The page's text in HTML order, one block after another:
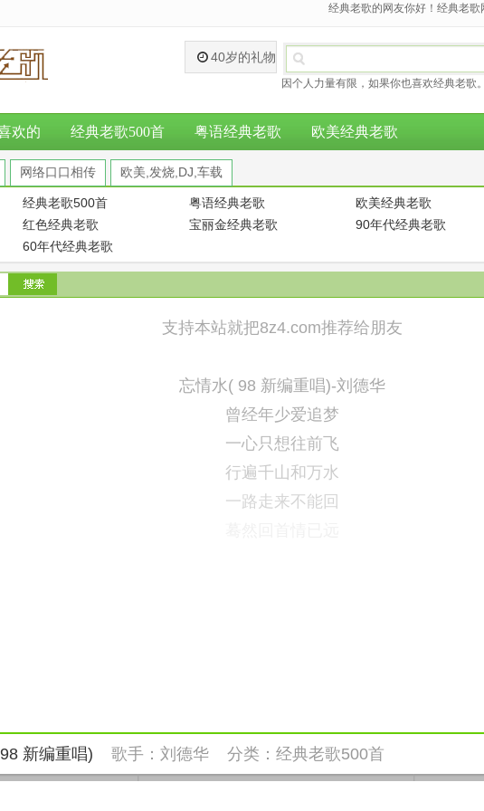
经典老歌的网友你好！经典老
40岁的礼物
因个人力量有限，如果你也喜欢经典老歌
欢的 经典老歌500首 粤语经典老歌 欧美经典老歌
网络口口相传 欧美,发烧,DJ,车载
经典老歌500首 粤语经典老歌 欧美经典老歌
红色经典老歌 宝丽金经典老歌 90年代经典老歌
60年代经典老歌
支持本站就把8z4.com推荐给朋友
忘情水( 98 新编重唱)-刘德华
曾经年少爱追梦
一心只想往前飞
行遍千山和万水
一路走来不能回
新编重唱) 歌手： 刘德华 分类： 经典老歌500首